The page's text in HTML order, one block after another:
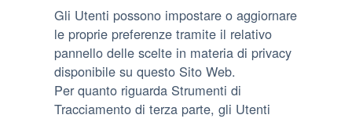
Gli Utenti possono impostare o aggiornare
le proprie preferenze tramite il relativo
pannello delle scelte in materia di privacy
disponibile su questo Sito Web.
Per quanto riguarda Strumenti di
Tracciamento di terza parte, gli Utenti